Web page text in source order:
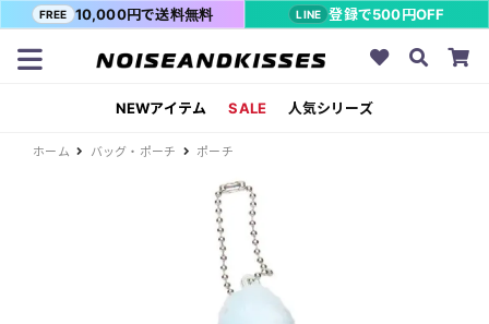
FREE 10,000円で送料無料 LINE 登録で500円OFF
NEWアイテム SALE 人気シリーズ
ホーム バッグ・ポーチ ポーチ